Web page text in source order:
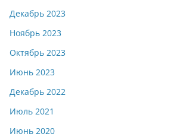
Декабрь 2023
Ноябрь 2023
Октябрь 2023
Июнь 2023
Декабрь 2022
Июль 2021
Июнь 2020